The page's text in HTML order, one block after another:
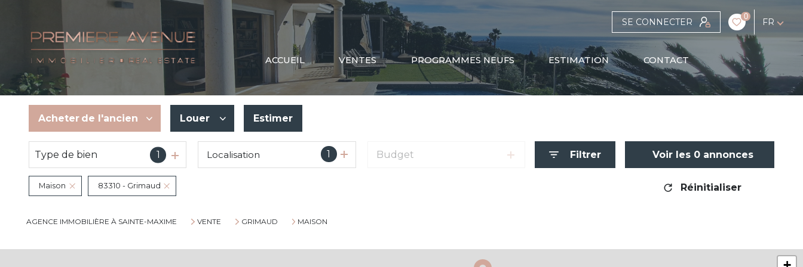
SE CONNECTER
0
FR
ACCUEIL VENTES PROGRAMMES NEUFS ESTIMATION CONTACT
Acheter de l'ancien
De l'ancien
Louer
En saisonnier
Estimer
Type de bien 1 1
Localisation Budget Filtrer Voir les 0annonces
Maison 83310 - Grimaud Réinitialiser
AGENCE IMMOBILIÈRE À SAINTE-MAXIME VENTE GRIMAUD MAISON